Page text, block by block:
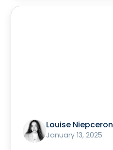
Louise Niepceron
January 13, 2025